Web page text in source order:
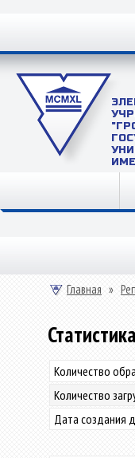
Главная »
Статистика
Количество
Количество
Дата создания